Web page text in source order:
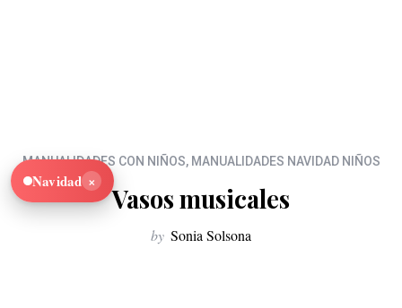
MANUALIDADES CON NIÑOS, MANUALIDADES NAVIDAD NIÑOS
Vasos musicales
by Sonia Solsona
Navidad ×